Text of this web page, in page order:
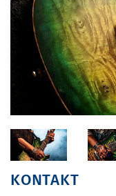
KONTAKT